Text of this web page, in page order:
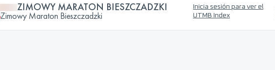
ZIMOWY MARATON BIESZCZADZKI
Zimowy Maraton Bieszczadzki
Inicia sesión para ver el
UTMB Index